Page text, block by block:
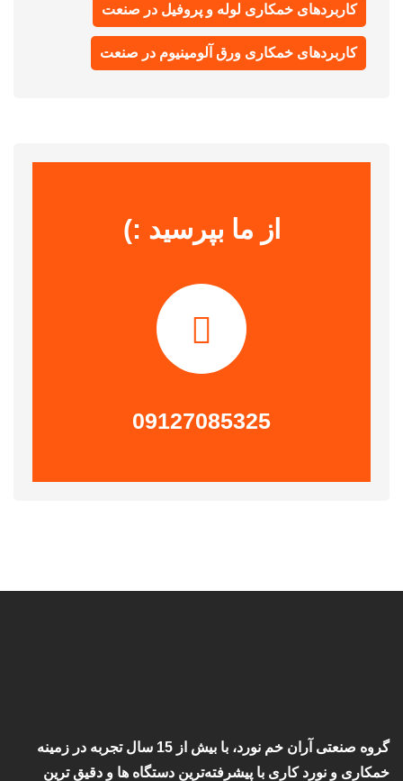
کاربردهای خمکاری لوله و پروفیل در صنعت
کاربردهای خمکاری ورق آلومینیوم در صنعت
از ما بپرسید :)
09127085325
گروه صنعتی آران خم نورد، با بیش از 15 سال تجربه در زمینه
خمکاری و نورد کاری با پیشرفته‌ترین دستگاه ها و دقیق ترین